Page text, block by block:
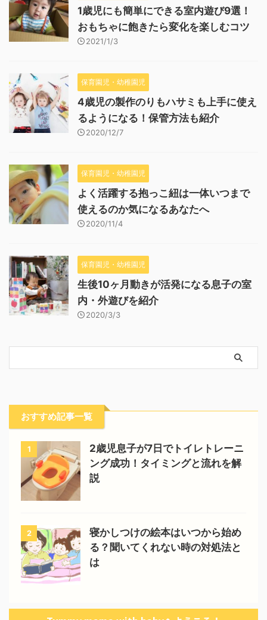
1歳児にも簡単にできる室内遊び9選！
おもちゃに飽きたら変化を楽しむコツ
2021/1/3
保育園児・幼稚園児
4歳児の製作のりもハサミも上手に使え
るようになる！保管方法も紹介
2020/12/7
保育園児・幼稚園児
よく活躍する抱っこ紐は一体いつまで
使えるのか気になるあなたへ
2020/11/4
保育園児・幼稚園児
生後10ヶ月動きが活発になる息子の室
内・外遊びを紹介
2020/3/3
おすすめ記事一覧
1
2歳児息子が7日でトイレトレーニ
ング成功！タイミングと流れを解
説
2
寝かしつけの絵本はいつから始め
る？聞いてくれない時の対処法と
は